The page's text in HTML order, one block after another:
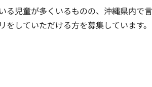
る児童が多くいるものの、沖縄県内で
していただける方を募集しています。